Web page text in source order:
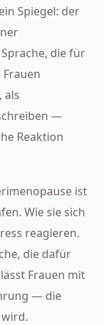
Spiegel: der
die für
als
—
Reaktion
ist
Wie sie sich
reagieren.
die dafür
Frauen mit
— die